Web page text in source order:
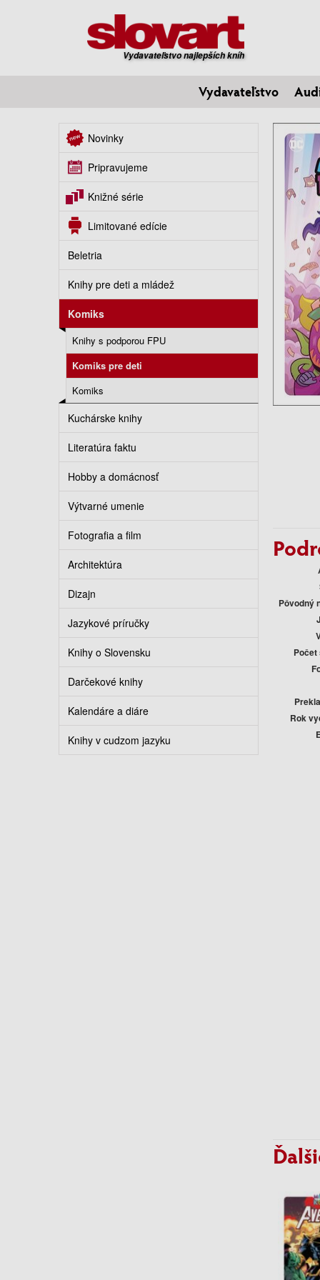
Vydavateľstvo najlepších kníh
Vydavateľstvo
Novinky
Pripravujeme
Knižné série
Limitované edície
Beletria
Knihy pre deti a mládež
Komiks
Knihy s podporou FPU
Komiks pre deti
Komiks
Kuchárske knihy
Literatúra faktu
Hobby a domácnosť
Výtvarné umenie
Fotografia a film
Architektúra
Dizajn
Jazykové príručky
Knihy o Slovensku
Darčekové knihy
Kalendáre a diáre
Knihy v cudzom jazyku
Pôvodný
Rok